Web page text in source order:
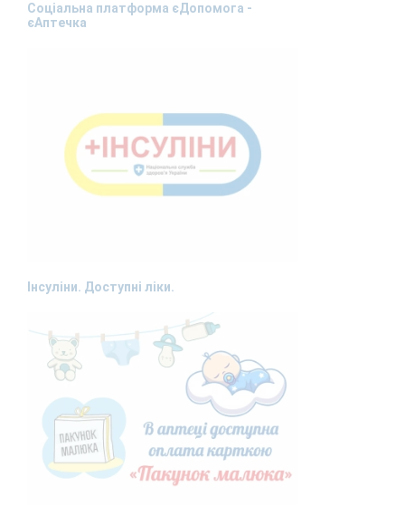
Соціальна платформа єДопомога -
єАптечка
Інсуліни. Доступні ліки.